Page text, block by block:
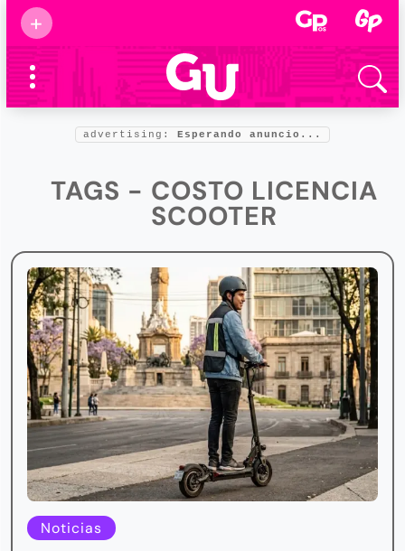
+
Supermamás
2025
Marcas de
confianza
Foro salud
advertising: Esperando anuncio...
TAGS - COSTO LICENCIA
SCOOTER
Noticias